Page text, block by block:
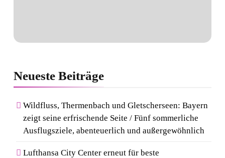
Neueste Beiträge
Wildfluss, Thermenbach und Gletscherseen: Bayern
zeigt seine erfrischende Seite / Fünf sommerliche
Ausflugsziele, abenteuerlich und außergewöhnlich
Lufthansa City Center erneut für beste